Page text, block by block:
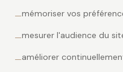
—mémoriser vos
—mesurer l'audience du
—améliorer